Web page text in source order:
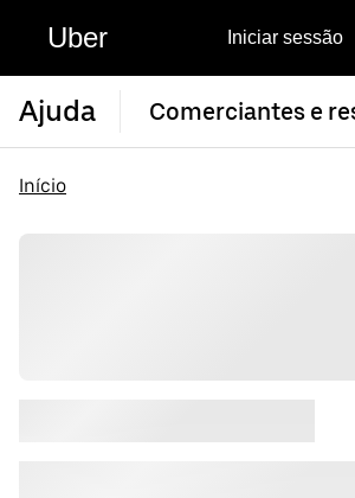
Uber Iniciar sessão
Ajuda Comerciantes e
Início